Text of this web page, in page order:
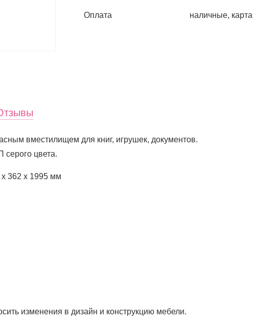
Оплата наличные, карта
вместилищем для книг, игрушек, документов.
серого цвета.
362 x 1995 мм
изменения в дизайн и конструкцию мебели.